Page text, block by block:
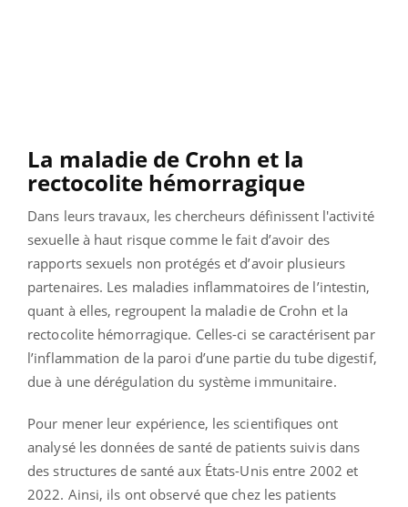
La maladie de Crohn et la
rectocolite hémorragique
Dans leurs travaux, les chercheurs définissent l'activité
sexuelle à haut risque comme le fait d’avoir des
rapports sexuels non protégés et d’avoir plusieurs
partenaires. Les maladies inflammatoires de l’intestin,
quant à elles, regroupent la maladie de Crohn et la
rectocolite hémorragique. Celles-ci se caractérisent par
l’inflammation de la paroi d’une partie du tube digestif,
due à une dérégulation du système immunitaire.
Pour mener leur expérience, les scientifiques ont
analysé les données de santé de patients suivis dans
des structures de santé aux États-Unis entre 2002 et
2022. Ainsi, ils ont observé que chez les patients